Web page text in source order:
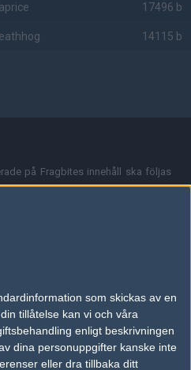
som skickas av en
tillåtelse kan vi och våra
enligt beskrivningen
dina personuppgifter kanske inte
eller dra tillbaka ditt
17496 b
14115 b
på Fragbites innehåll ska följas
med Fragbites åsikter.
sparas även när man deltar i
inställningar eller välja att inte
i kraft 25 juli 2003.